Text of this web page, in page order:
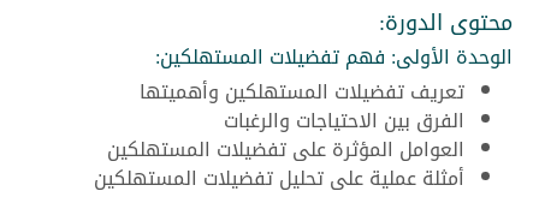
محتوى الدورة:
الوحدة الأولى: فهم تفضيلات المستهلكين:
تعريف تفضيلات المستهلكين وأهميتها
الفرق بين الاحتياجات والرغبات
العوامل المؤثرة على تفضيلات المستهلكين
أمثلة عملية على تحليل تفضيلات المستهلكين